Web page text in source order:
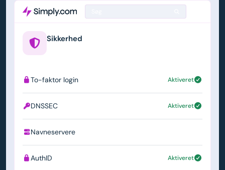
Sikkerhed
To-faktor login Aktiveret
DNSSEC Aktiveret
Navneservere
AuthID Aktiveret